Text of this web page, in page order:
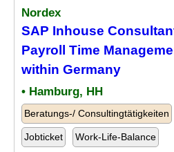
Nordex
SAP Inhouse
Payroll Time
within Germany
• Hamburg, HH
Beratungs-/ Consultingtätigkeiten
Jobticket Work-Life-Balance